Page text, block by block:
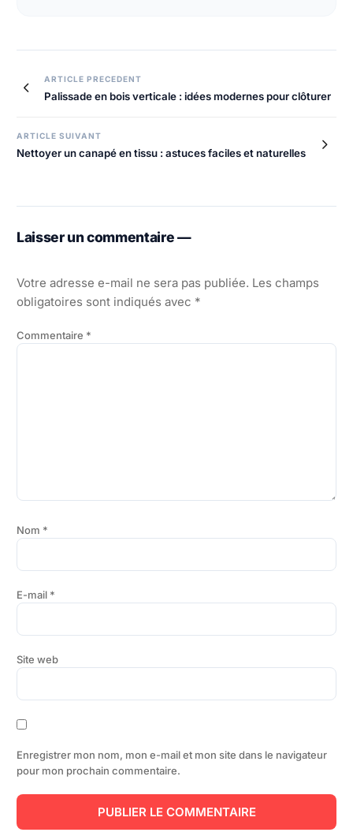
Navigation
ARTICLE PRECEDENT
Palissade en bois verticale : idées modernes pour clôturer
ARTICLE SUIVANT
Nettoyer un canapé en tissu : astuces faciles et naturelles
Laisser un commentaire —
Votre adresse e-mail ne sera pas publiée. Les champs
obligatoires sont indiqués avec *
Commentaire *
Nom *
E-mail *
Site web
Enregistrer mon nom, mon e-mail et mon site dans le navigateur
pour mon prochain commentaire.